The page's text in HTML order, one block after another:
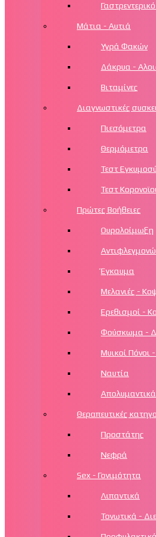
Μάτια - Αυτιά
Υγρά Φακών
Δάκρυα -
Βιταμίνες
Διαγνωστικές
Πιεσόμετρα
Θερμόμετρα
Τεστ
Τεστ
Πρώτες Βοήθειες
Ουρολοίμωξη
Έγκαυμα
Μελανιές -
Ερεθισμοί -
Φούσκωμα -
Μυικοί Πόνοι
Ναυτία
Απολυμαντικά
Θεραπευτικές
Προστάτης
Νεφρά
Sex - Γονιμότητα
Λιπαντικά
Τονωτικά -